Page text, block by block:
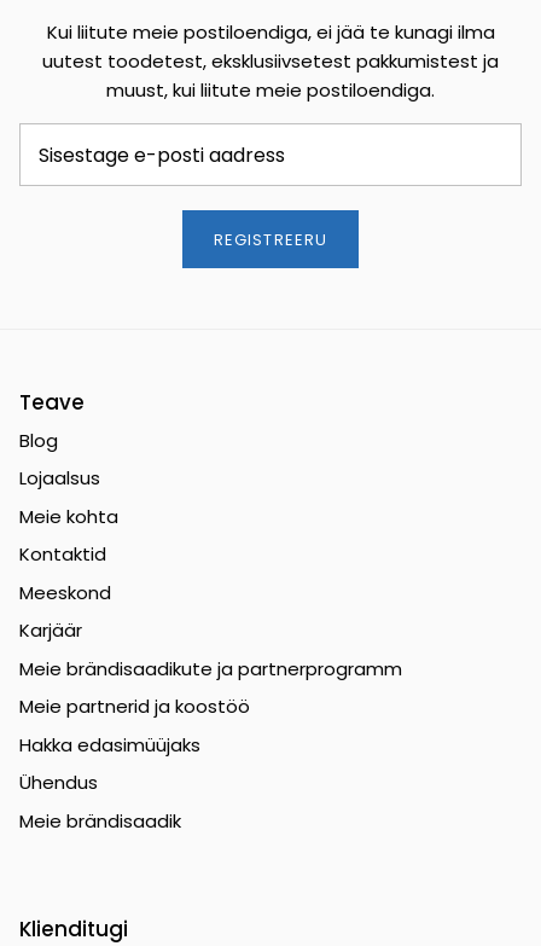
Kui liitute meie postiloendiga, ei jää te kunagi ilma
uutest toodetest, eksklusiivsetest pakkumistest ja
muust, kui liitute meie postiloendiga.
REGISTREERU
Teave
Blog
Lojaalsus
Meie kohta
Kontaktid
Meeskond
Karjäär
Meie brändisaadikute ja partnerprogramm
Meie partnerid ja koostöö
Hakka edasimüüjaks
Ühendus
Meie brändisaadik
Klienditugi